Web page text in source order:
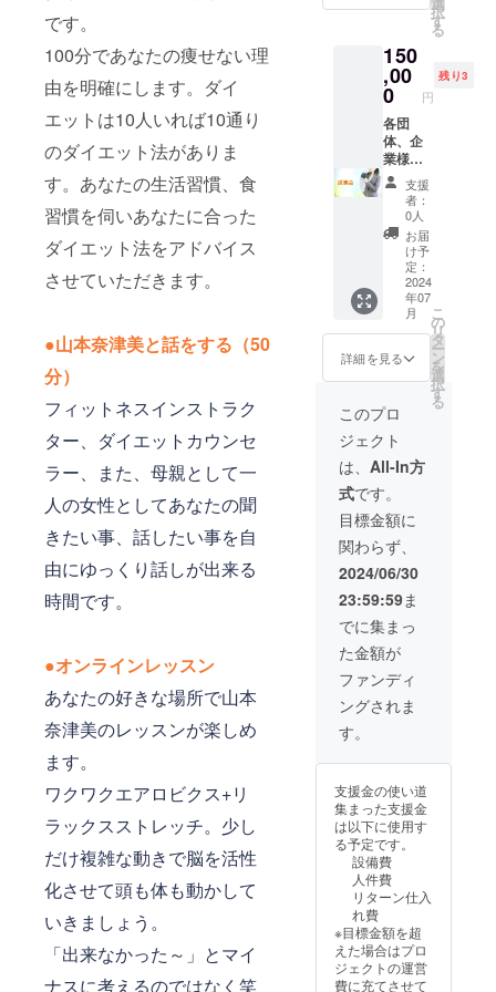
です。
100分であなたの痩せない理
由を明確にします。ダイ
エットは10人いれば10通り
のダイエット法がありま
す。あなたの生活習慣、食
習慣を伺いあなたに合った
ダイエット法をアドバイス
させていただきます。
●山本奈津美と話をする（50
分）
フィットネスインストラク
ター、ダイエットカウンセ
ラー、また、母親として一
人の女性としてあなたの聞
きたい事、話したい事を自
由にゆっくり話しが出来る
時間です。
●オンラインレッスン
あなたの好きな場所で山本
奈津美のレッスンが楽しめ
ます。
ワクワクエアロビクス+リ
ラックスストレッチ。少し
だけ複雑な動きで脳を活性
化させて頭も体も動かして
いきましょう。
「出来なかった～」とマイ
ナスに考えるのではなく笑
少々お
頂く場
合がご
ざいま
す。何
卒、ご
了承下
さい。
日程が
決まり
次第、
メール
でZoom
のURL
をお知
らせ致
しま
す。 ※
限：
2024年
で
ONに
イブは
ありま
せん
Zoomの
URL
は、終
了後
メール
にてお
知らせ
致しま
す。 終
了後3日
たって
もメー
なかっ
た場
惑メー
ルフォ
ルダを
ご確認
くださ
い。
レッチ
きのあ
るスト
レッチ
なって
いきま
す。誰
でも出
来るか
んたん
なスト
レッチ
です。
●参加方
法：
Zoom（
ONに
て）※
イブは
ありま
せん
Zoomの
は、終
了後
メール
にてお
知らせ
致しま
す。 終
了後3日
たって
もメー
ルが確
認でき
なかっ
惑メー
ルフォ
ルダを
ご確認
くださ
い。
CAMPF
IREにて
使用さ
るハン
ドル
ネーム
を使用
させて
頂きま
すので
ご了承
くださ
い。ま
た、特
定の人
物を比
喩する
良俗に
お名前
は掲載
りする
事が御
座いま
す、ご
注意く
い。
も大丈
夫。必
ず痩せ
体質に
なりま
す。ま
ずはそ
の一歩
である
1ヶ月
チャレ
ンジし
て痩せ
体質に
変身さ
せま
しょ
う。 ==
Zoomを
ます。
日程に
つきま
して
は、プ
ロジェ
クト終
了後、
津美か
ら連絡
をメー
ルさせ
て頂
き、調
整させ
日程調
整に
は、
少々お
時間を
頂く場
合がご
ざいま
す。何
卒、ご
了承下
さい。
日程が
アリン
グしあ
なたが
ストレ
スを感
じずに
痩せら
れる方
法を一
緒に考
えてい
きま
す。カ
ウンセ
ラーが
押し付
けるア
ドバイ
スを実
のでは
なく、
あなた
が出来
る事を
一緒に
みつけ
ること
で【一
生続け
られる
食事
法】が
身に付
きあな
た自身
が食事
も体型
ル出来
になり
ます！
食事も
体型も
コント
ロール
出来れ
に自信
がも
て、太
択
す
る
150
,00
0 円
残り3
各団
体、企
業様よ
り講
演・講
座の依
頼を受
付を致
しま
す。 内
容は、
対象
者・人
数に
よって
デュー
スいた
しま
す。 ど
うぞ、
お気軽
にお問
い合わ
せ下さ
い。
【備
考】 開
催日
時：応
相談 講
演時
間：60
分から
談） 会
費 ：
実費を
ご負担
いただ
きます
ようよ
ろしく
しま
す。 交
通
支援
者：
0人
お届
け予
定：
2024
年07
月
詳細を見る
こ
の
リ
タ
ー
ン
を
選
択
す
る
このプロ
ジェクト
は、 All-In方
式です。
目標金額に
関わらず、
2024/06/30
23:59:59ま
でに集まっ
た金額が
ファンディ
ングされま
す。
支援金の使い道
集まった支援金
は以下に使用す
る予定です。
設備費
人件費
リターン仕入
れ費
※目標金額を超
えた場合はプロ
ジェクトの運営
費に充てさせて